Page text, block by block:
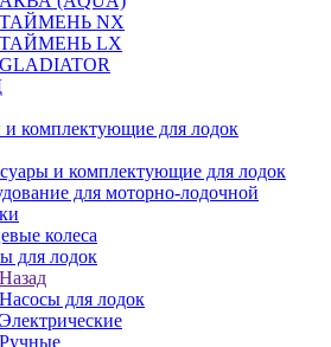
ТАЙМЕНЬ NX
ТАЙМЕНЬ LX
GLADIATOR
и комплектующие для лодок
и комплектующие для лодок
для моторно-лодочной
колеса
для лодок
Назад
Насосы для лодок
Электрические
Ручные